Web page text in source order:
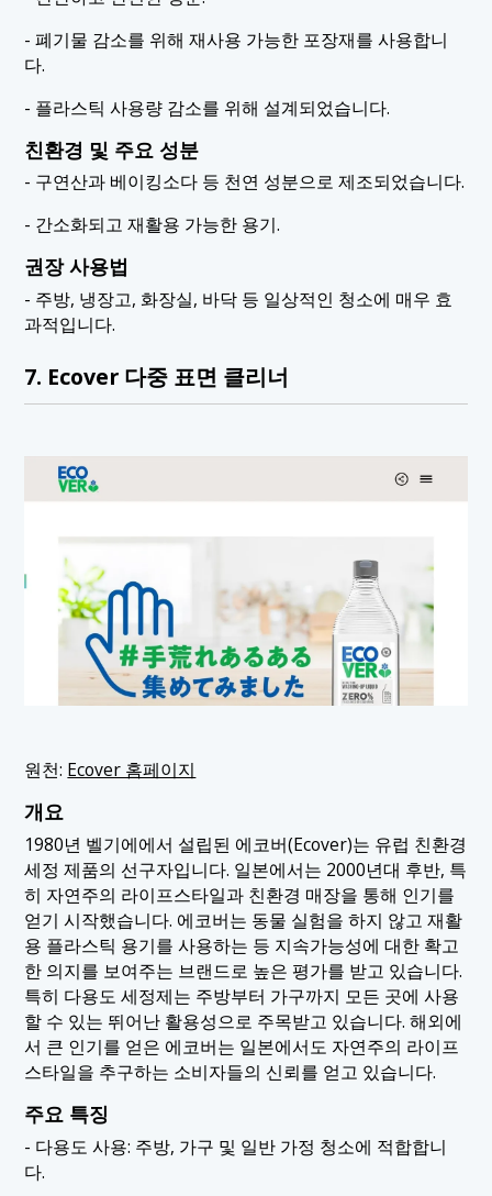
- 폐기물 감소를 위해 재사용 가능한 포장재를 사용합니
다.
- 플라스틱 사용량 감소를 위해 설계되었습니다.
친환경 및 주요 성분
- 구연산과 베이킹소다 등 천연 성분으로 제조되었습니다.
- 간소화되고 재활용 가능한 용기.
권장 사용법
- 주방, 냉장고, 화장실, 바닥 등 일상적인 청소에 매우 효
과적입니다.
7. Ecover 다중 표면 클리너
원천: Ecover 홈페이지
개요
1980년 벨기에에서 설립된 에코버(Ecover)는 유럽 친환경
세정 제품의 선구자입니다. 일본에서는 2000년대 후반, 특
히 자연주의 라이프스타일과 친환경 매장을 통해 인기를
얻기 시작했습니다. 에코버는 동물 실험을 하지 않고 재활
용 플라스틱 용기를 사용하는 등 지속가능성에 대한 확고
한 의지를 보여주는 브랜드로 높은 평가를 받고 있습니다.
특히 다용도 세정제는 주방부터 가구까지 모든 곳에 사용
할 수 있는 뛰어난 활용성으로 주목받고 있습니다. 해외에
서 큰 인기를 얻은 에코버는 일본에서도 자연주의 라이프
스타일을 추구하는 소비자들의 신뢰를 얻고 있습니다.
주요 특징
- 다용도 사용: 주방, 가구 및 일반 가정 청소에 적합합니
다.